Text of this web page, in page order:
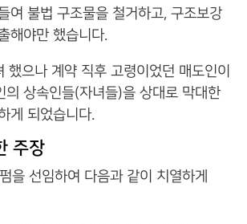
여 불법 구조물을 철거하고, 구조보강
해야만 했습니다.
으나 계약 직후 고령이었던 매도인이
상속인들(자녀들)을 상대로 막대한
게 되었습니다.
주장
을 선임하여 다음과 같이 치열하게